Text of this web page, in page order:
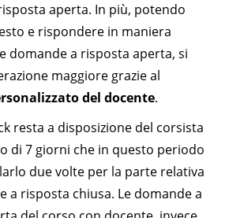
aperta. In più, potendo
e rispondere in maniera
domande a risposta aperta, si
maggiore grazie al
del docente.
resta a disposizione del corsista
di 7 giorni che in questo periodo
due volte per la parte relativa
a risposta chiusa. Le domande a